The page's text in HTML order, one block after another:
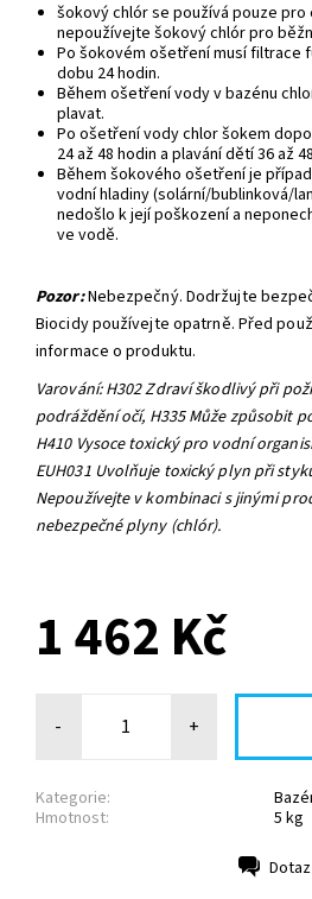
šokový chlór se používá pouze
nepoužívejte šokový chlór pro
Po šokovém ošetření musí filtrace
dobu 24 hodin.
Během ošetření vody v bazénu
plavat.
Po ošetření vody chlor šokem
24 až 48 hodin a plavání dětí 36 až
Během šokového ošetření je
vodní hladiny (solární/bublinková/
nedošlo k její poškození a
ve vodě.
Pozor:Nebezpečný. Dodržujte
Biocidy používejte opatrně. Před
informace o produktu.
Varování: H302 Zdraví škodlivý při
podráždění očí, H335 Může způsobit
H410 Vysoce toxický pro vodní
EUH031 Uvolňuje toxický plyn při
Nepoužívejte v kombinaci s jinými
nebezpečné plyny (chlór).
1 462 Kč
- +
Kategorie:
Hmotnost:
5 kg
Dotaz